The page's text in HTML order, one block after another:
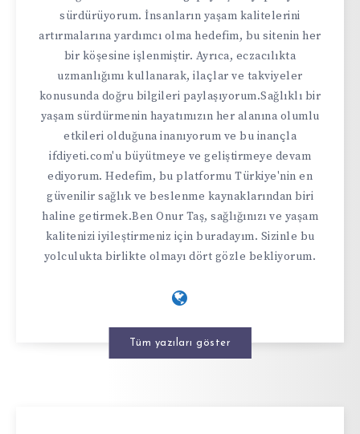
sürdürüyorum. İnsanların yaşam kalitelerini
artırmalarına yardımcı olma hedefim, bu sitenin her
bir köşesine işlenmiştir. Ayrıca, eczacılıkta
uzmanlığımı kullanarak, ilaçlar ve takviyeler
konusunda doğru bilgileri paylaşıyorum.Sağlıklı bir
yaşam sürdürmenin hayatımızın her alanına olumlu
etkileri olduğuna inanıyorum ve bu inançla
ifdiyeti.com'u büyütmeye ve geliştirmeye devam
ediyorum. Hedefim, bu platformu Türkiye'nin en
güvenilir sağlık ve beslenme kaynaklarından biri
haline getirmek.Ben Onur Taş, sağlığınızı ve yaşam
kalitenizi iyileştirmeniz için buradayım. Sizinle bu
yolculukta birlikte olmayı dört gözle bekliyorum.
Tüm yazıları göster